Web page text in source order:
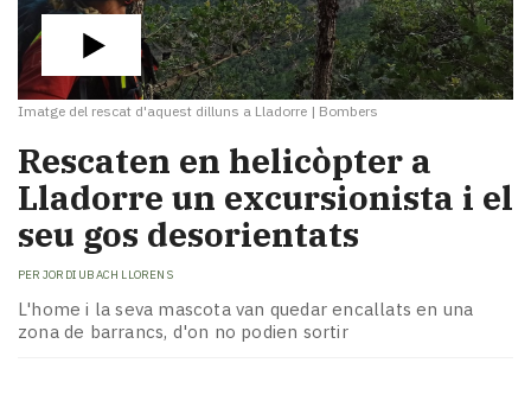
Imatge del rescat d'aquest dilluns a Lladorre | Bombers
Rescaten en helicòpter a
Lladorre un excursionista i el
seu gos desorientats
PER JORDI UBACH LLORENS
L'home i la seva mascota van quedar encallats en una
zona de barrancs, d'on no podien sortir